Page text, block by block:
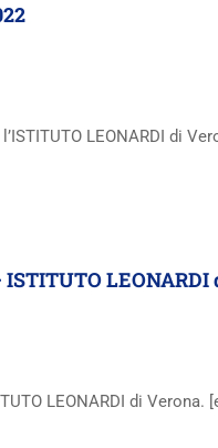
LEONARDI di
ISTITUTO
LEONARDI di